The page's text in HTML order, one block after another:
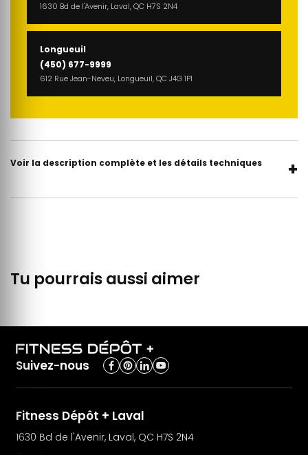
1630 Bd de l'Avenir, Laval, QC H7S 2N4
Longueuil
(450) 677-9999
612 Rue Jean-Neveu, Longueuil, QC J4G 1P1
Voir la description complète et les détails techniques +
Tu pourrais aussi aimer
Suivez-nous
Fitness Dépôt + Laval
1630 Bd de l'Avenir, Laval, QC H7S 2N4